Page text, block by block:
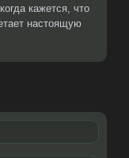
кажется, что
настоящую